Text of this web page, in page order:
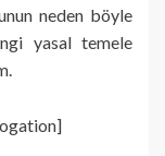
neden böyle
yasal temele